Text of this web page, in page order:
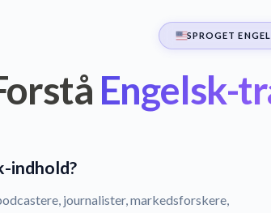
SPROGET
Engelsk-
indhold?
journalister, markedsforskere,